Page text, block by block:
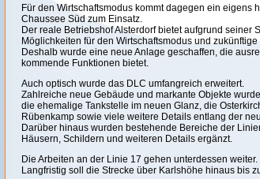
Für den Wirtschaftsmodus kommt dagegen ein eigens
Chaussee Süd zum Einsatz.
Der reale Betriebshof Alsterdorf bietet aufgrund
Möglichkeiten für den Wirtschaftsmodus und
Deshalb wurde eine neue Anlage geschaffen, die
kommende Funktionen bietet.
Auch optisch wurde das DLC umfangreich erweitert.
Zahlreiche neue Gebäude und markante Objekte
die ehemalige Tankstelle im neuen Glanz, die
Rübenkamp sowie viele weitere Details entlang der
Darüber hinaus wurden bestehende Bereiche der
Häusern, Schildern und weiteren Details ergänzt.
Die Arbeiten an der Linie 17 gehen unterdessen weiter.
Langfristig soll die Strecke über Karlshöhe hinaus bis